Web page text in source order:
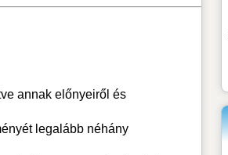
annak előnyeiről és
legalább néhány